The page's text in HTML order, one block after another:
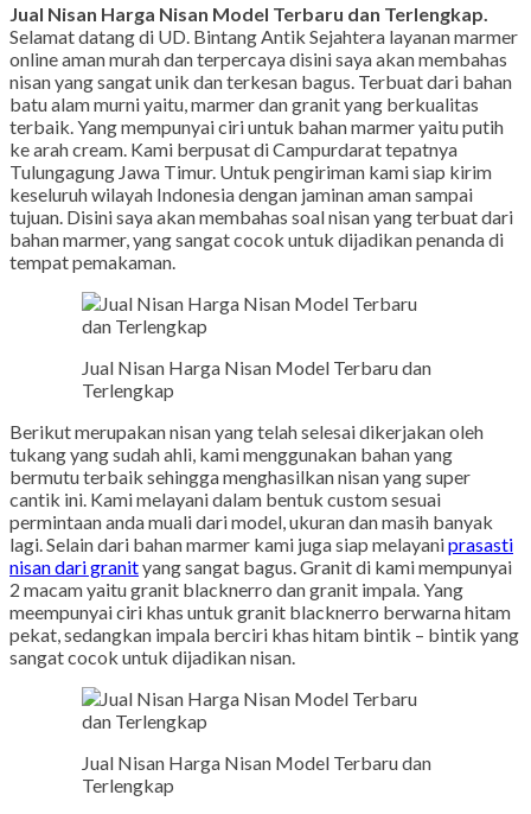
Jual Nisan Harga Nisan Model Terbaru dan Terlengkap.
Selamat datang di UD. Bintang Antik Sejahtera layanan marmer
online aman murah dan terpercaya disini saya akan membahas
nisan yang sangat unik dan terkesan bagus. Terbuat dari bahan
batu alam murni yaitu, marmer dan granit yang berkualitas
terbaik. Yang mempunyai ciri untuk bahan marmer yaitu putih
ke arah cream. Kami berpusat di Campurdarat tepatnya
Tulungagung Jawa Timur. Untuk pengiriman kami siap kirim
keseluruh wilayah Indonesia dengan jaminan aman sampai
tujuan. Disini saya akan membahas soal nisan yang terbuat dari
bahan marmer, yang sangat cocok untuk dijadikan penanda di
tempat pemakaman.
Jual Nisan Harga Nisan Model Terbaru dan
Terlengkap
Berikut merupakan nisan yang telah selesai dikerjakan oleh
tukang yang sudah ahli, kami menggunakan bahan yang
bermutu terbaik sehingga menghasilkan nisan yang super
cantik ini. Kami melayani dalam bentuk custom sesuai
permintaan anda muali dari model, ukuran dan masih banyak
lagi. Selain dari bahan marmer kami juga siap melayaniprasasti
nisan dari granityang sangat bagus. Granit di kami mempunyai
2 macam yaitu granit blacknerro dan granit impala. Yang
meempunyai ciri khas untuk granit blacknerro berwarna hitam
pekat, sedangkan impala berciri khas hitam bintik – bintik yang
sangat cocok untuk dijadikan nisan.
Jual Nisan Harga Nisan Model Terbaru dan
Terlengkap